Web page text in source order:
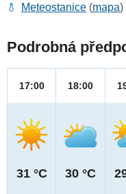
Meteostanice (mapa)
Podrobná
17:00
31 °C
18:00
30 °C